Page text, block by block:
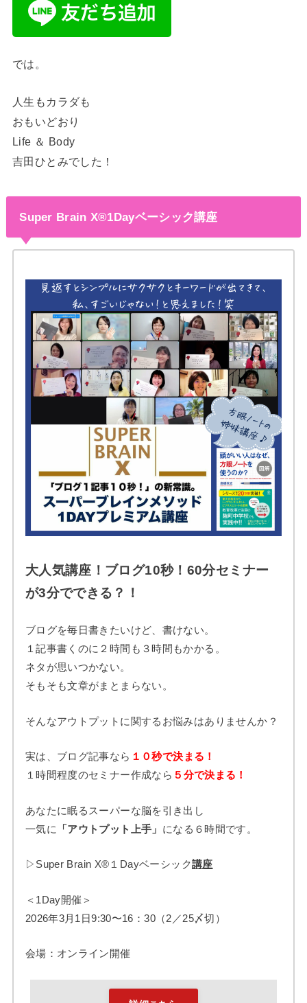
では。
人生もカラダも
おもいどおり
Life ＆ Body
吉田ひとみでした！
Super Brain X®︎1Dayベーシック講座
大人気講座！ブログ10秒！60分セミナー
が3分でできる？！
ブログを毎日書きたいけど、書けない。
１記事書くのに２時間も３時間もかかる。
ネタが思いつかない。
そもそも文章がまとまらない。
そんなアウトプットに関するお悩みはありませんか？
実は、ブログ記事なら １０秒で決まる！
１時間程度のセミナー作成なら ５分で決まる！
あなたに眠るスーパーな脳を引き出し
一気に
「アウトプット上手」 になる６時間です。
▷Super Brain X®︎１Dayベーシック講座
＜1Day開催＞
2026年3月1日9:30〜16：30（2／25〆切）
会場：オンライン開催